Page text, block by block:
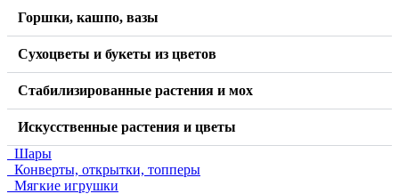
Горшки, кашпо, вазы
Сухоцветы и букеты из цветов
Стабилизированные растения и мох
Искусственные растения и цветы
Шары
Конверты, открытки, топперы
Мягкие игрушки